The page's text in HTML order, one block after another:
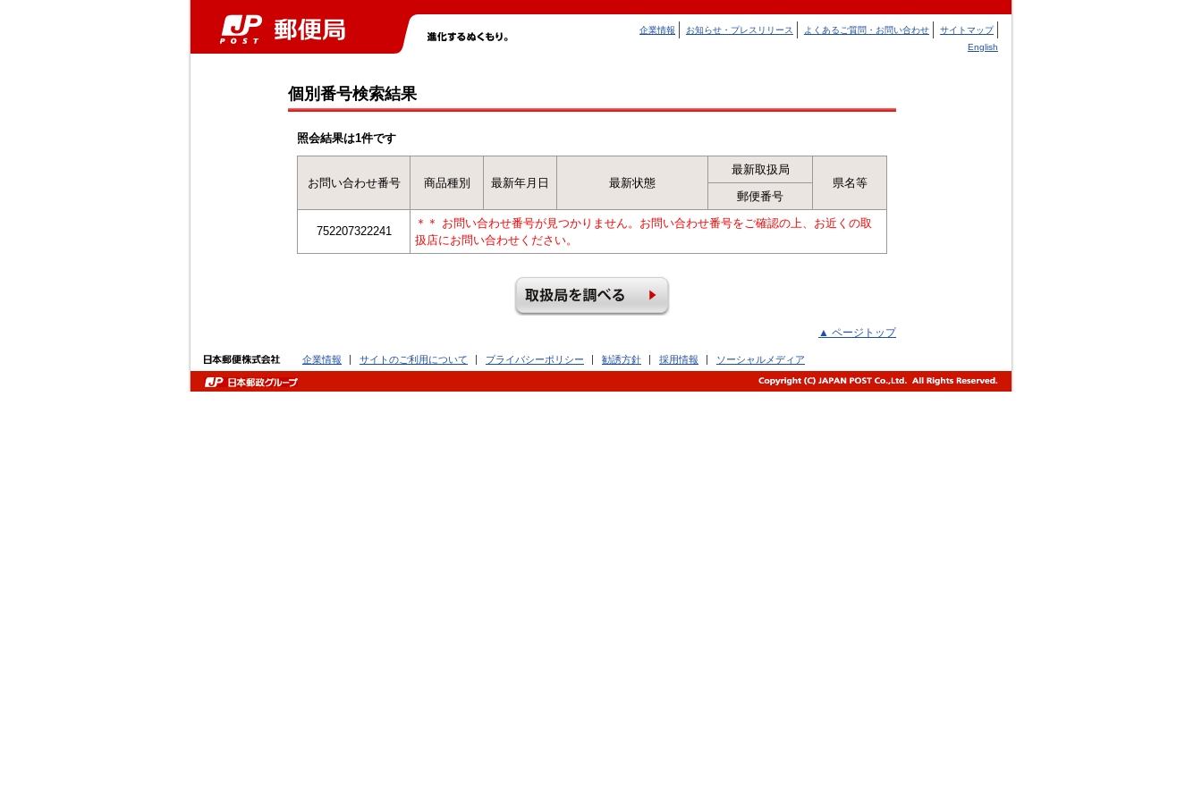
企業情報 お知らせ・プレスリリース よくあるご質問・お問い合わせ
サイトマップ
English
個別番号検索結果
照会結果は1件です
お問い合わせ番号 商品種別 最新年月日 最新状態
最新取扱局
県名等
郵便番号
752207322241
＊＊ お問い合わせ番号が見つかりません。お問い合わせ番号をご確認の上、お近くの取
扱店にお問い合わせください。
▲ ページトップ
企業情報 サイトのご利用について プライバシーポリシー 勧誘方針 採用情報 ソーシャルメディア